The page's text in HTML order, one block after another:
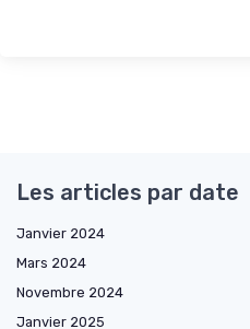
Les articles par date
Janvier 2024
Mars 2024
Novembre 2024
Janvier 2025